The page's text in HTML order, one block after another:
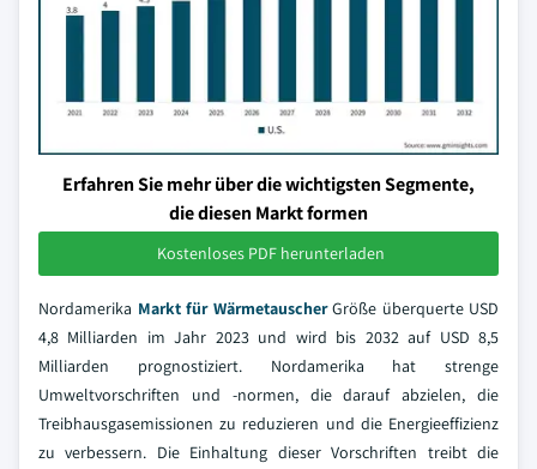
Erfahren Sie mehr über die wichtigsten Segmente,
die diesen Markt formen
Kostenloses PDF herunterladen
Nordamerika Markt für WärmetauscherGröße überquerte USD
4,8 Milliarden im Jahr 2023 und wird bis 2032 auf USD 8,5
Milliarden prognostiziert. Nordamerika hat strenge
Umweltvorschriften und -normen, die darauf abzielen, die
Treibhausgasemissionen zu reduzieren und die Energieeffizienz
zu verbessern. Die Einhaltung dieser Vorschriften treibt die